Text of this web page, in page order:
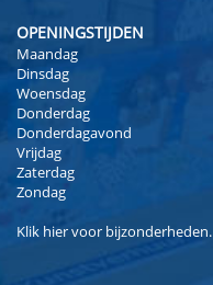
OPENINGSTIJDEN
Maandag
Dinsdag
Woensdag
Donderdag
Donderdagavond
Vrijdag
Zaterdag
Zondag
Klik hiervoor bijzonderheden.